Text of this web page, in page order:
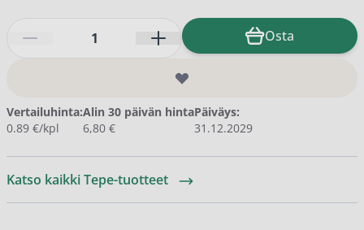
Osta
Vertailuhinta:
0.89 €/kpl
Alin 30 päivän hinta
6,80 €
Päiväys:
31.12.2029
Katso kaikki Tepe-tuotteet